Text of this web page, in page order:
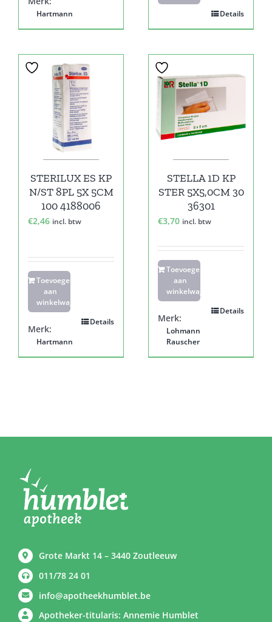
Hartmann Details
STERILUX ES KP
N/ST 8PL 5X 5CM
100 4188006
€2,46 incl. btw
Toevoegen
aan
winkelwagen
Details
Merk:
Hartmann
STELLA 1D KP
STER 5X5,0CM 30
36301
€3,70 incl. btw
Toevoegen
aan
winkelwagen
Details
Merk:
Lohmann
Rauscher
Grote Markt 14 – 3440 Zoutleeuw
011/78 24 01
info@apotheekhumblet.be
Apotheker-titularis: Annemie Humblet